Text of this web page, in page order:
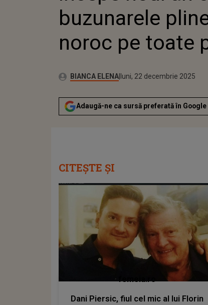
buzunarele
noroc pe toate
Autor:BIANCA ELENAPublicat:
luni, 22 decembrie 2025
Actualizat:
luni, 22 decembrie 2025
Adaugă-ne ca sursă preferată în Google
CITEȘTE ȘI
femeia.ro
Dani Piersic, fiul cel mic al lui Florin